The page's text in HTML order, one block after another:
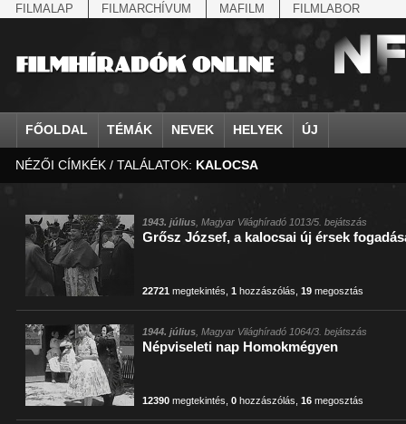
FILMALAP FILMARCHÍVUM MAFILM FILMLABOR
FŐOLDAL TÉMÁK NEVEK HELYEK ÚJ
agrárium
államfő
államosítás
Állatkert
állatvilág
amerikai magyarok
Anschluss
antant
antant
április 4.
arisztokrácia
IV. Béla, magyar királ...
Aarons-Hughes, Ruth
Abe Nobuyuki
Aczél György
Aczél Ilona
Ádám Zoltán
Ady Endre
Agárdi Gábor
Ágotai Géza, dr.
Aimone savoya-
Albert Ferenc
Albert Ferenc
Aarau
Abapuszta
Abony
Ácsteszér
Addisz-Abeba
Adony
Adua
Afrika
Alag
Albánia
NÉZŐI CÍMKÉK / TALÁLATOK: KALOCSA
1943. július , Magyar Világhíradó 1013/5. bejátszás
Grősz József, a kalocsai új érsek
22721 megtekintés ,1 hozzászólás ,19 megosztás
1944. július , Magyar Világhíradó 1064/3. bejátszás
Népviseleti nap Homokmégyen
12390 megtekintés ,0 hozzászólás ,16 megosztás